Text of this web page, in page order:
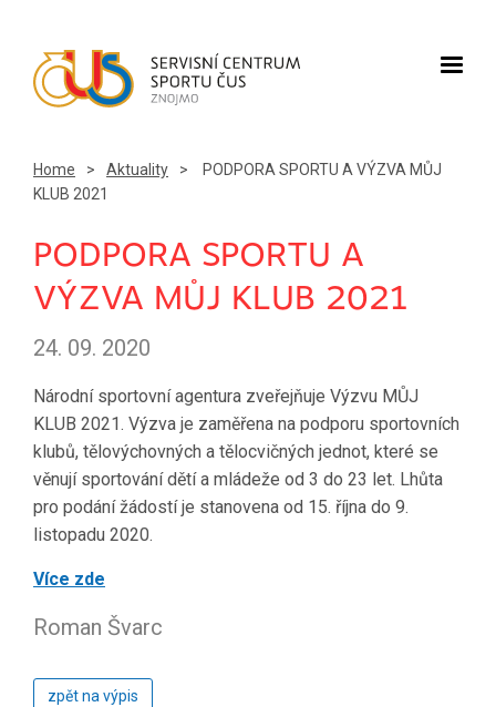
Home > Aktuality >
PODPORA SPORTU A VÝZVA MŮJ
KLUB 2021
PODPORA SPORTU A
VÝZVA MŮJ KLUB 2021
24. 09. 2020
Národní sportovní agentura zveřejňuje Výzvu MŮJ
KLUB 2021. Výzva je zaměřena na podporu sportovních
klubů, tělovýchovných a tělocvičných jednot, které se
věnují sportování dětí a mládeže od 3 do 23 let. Lhůta
pro podání žádostí je stanovena od 15. října do 9.
listopadu 2020.
Více zde
Roman Švarc
zpět na výpis